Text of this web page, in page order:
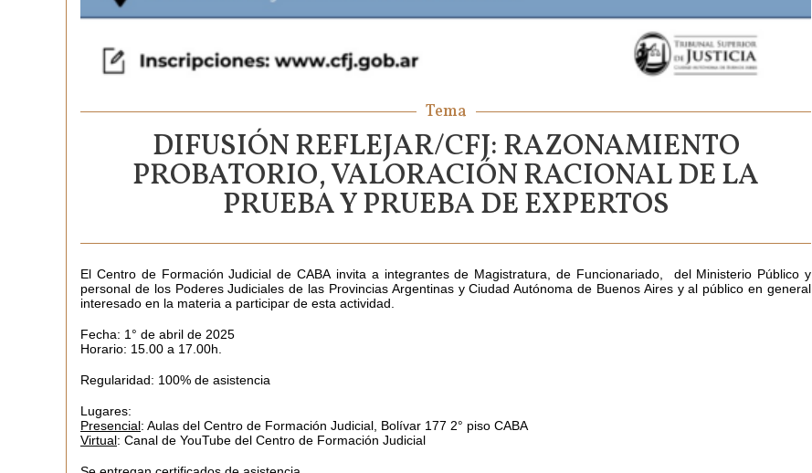
Tema
DIFUSIÓN REFLEJAR/CFJ: RAZONAMIENTO
PROBATORIO, VALORACIÓN RACIONAL DE LA
PRUEBA Y PRUEBA DE EXPERTOS
El Centro de Formación Judicial de CABA invita a integrantes de Magistratura, de Funcionariado, del Ministerio Público y
personal de los Poderes Judiciales de las Provincias Argentinas y Ciudad Autónoma de Buenos Aires y al público en general
interesado en la materia a participar de esta actividad.
Fecha: 1° de abril de 2025
Horario: 15.00 a 17.00h.
Regularidad: 100% de asistencia
Lugares:
Presencial: Aulas del Centro de Formación Judicial, Bolívar 177 2° piso CABA
Virtual: Canal de YouTube del Centro de Formación Judicial